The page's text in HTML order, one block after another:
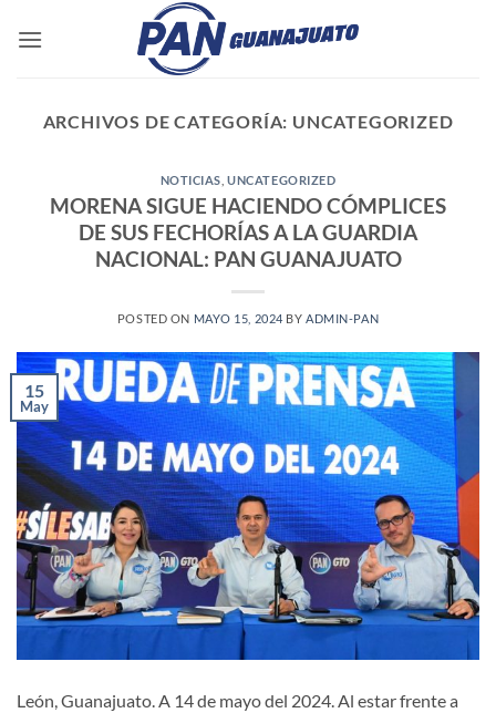
ARCHIVOS DE CATEGORÍA: UNCATEGORIZED
NOTICIAS ,UNCATEGORIZED
MORENA SIGUE HACIENDO CÓMPLICES
DE SUS FECHORÍAS A LA GUARDIA
NACIONAL: PAN GUANAJUATO
POSTED ON MAYO 15, 2024 BY ADMIN-PAN
15
May
León, Guanajuato. A 14 de mayo del 2024. Al estar frente a